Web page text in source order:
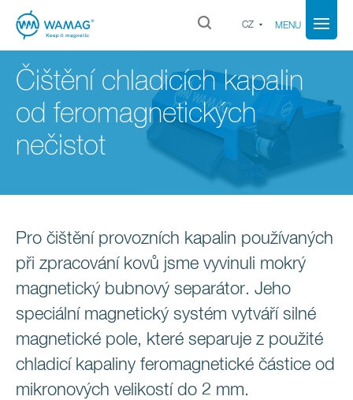
CZ MENU
Čištění chladicích kapalin
od feromagnetických
nečistot
Pro čištění provozních kapalin používaných
při zpracování kovů jsme vyvinuli mokrý
magnetický bubnový separátor. Jeho
speciální magnetický systém vytváří silné
magnetické pole, které separuje z použité
chladicí kapaliny feromagnetické částice od
mikronových velikostí do 2 mm.